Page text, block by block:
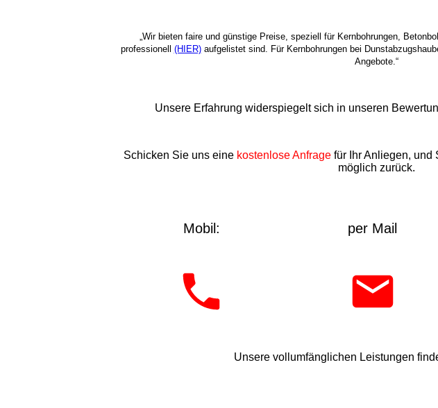
„Wir bieten faire und günstige Preise, speziell für Kernbohrungen,
professionell (HIER)aufgelistet sind. Für Kernbohrungen bei
Angebote.“
Unsere Erfahrung widerspiegelt sich in unseren
Schicken Sie uns eine kostenlose Anfragefür Ihr Anliegen, und
möglich zurück.
Mobil: per Mail
Unsere vollumfänglichen Leistungen